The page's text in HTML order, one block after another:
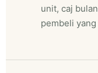
unit, caj
pembeli